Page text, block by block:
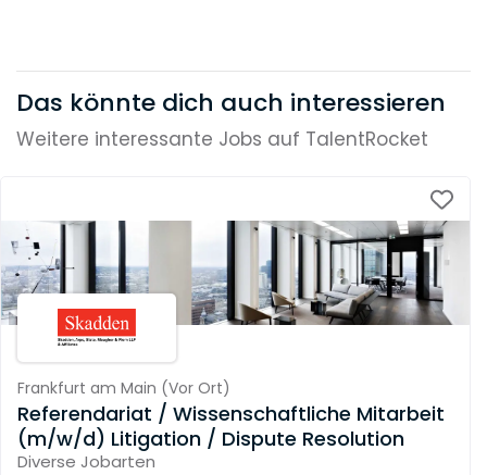
Das könnte dich auch interessieren
Weitere interessante Jobs auf TalentRocket
Frankfurt am Main (Vor Ort)
Referendariat / Wissenschaftliche Mitarbeit
(m/w/d) Litigation / Dispute Resolution
Diverse Jobarten